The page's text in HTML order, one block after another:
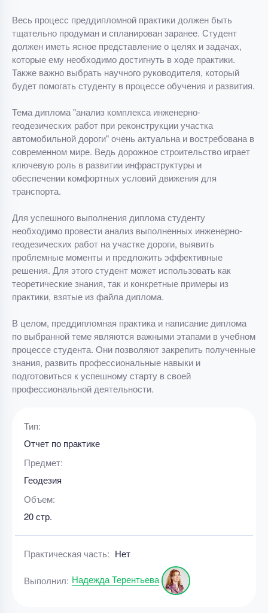
Весь процесс преддипломной практики должен быть
тщательно продуман и спланирован заранее. Студент
должен иметь ясное представление о целях и задачах,
которые ему необходимо достигнуть в ходе практики.
Также важно выбрать научного руководителя, который
будет помогать студенту в процессе обучения и развития.
Тема диплома "анализ комплекса инженерно-
геодезических работ при реконструкции участка
автомобильной дороги" очень актуальна и востребована в
современном мире. Ведь дорожное строительство играет
ключевую роль в развитии инфраструктуры и
обеспечении комфортных условий движения для
транспорта.
Для успешного выполнения диплома студенту
необходимо провести анализ выполненных инженерно-
геодезических работ на участке дороги, выявить
проблемные моменты и предложить эффективные
решения. Для этого студент может использовать как
теоретические знания, так и конкретные примеры из
практики, взятые из файла диплома.
В целом, преддипломная практика и написание диплома
по выбранной теме являются важными этапами в учебном
процессе студента. Они позволяют закрепить полученные
знания, развить профессиональные навыки и
подготовиться к успешному старту в своей
профессиональной деятельности.
Тип:
Отчет по практике
Предмет:
Геодезия
Объем:
20 стр.
Практическая часть: Нет
Выполнил: Надежда Терентьева